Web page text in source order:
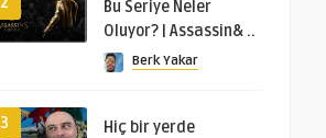
Bu Seriye Neler
Oluyor? | Assassin& ..
Berk Yakar
3
Hiç bir yerde